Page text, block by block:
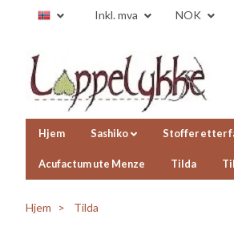
Inkl. mva NOK
Hjem Sashiko Stoffer etter
Acufactum ute Menze Tilda
Hjem Tilda